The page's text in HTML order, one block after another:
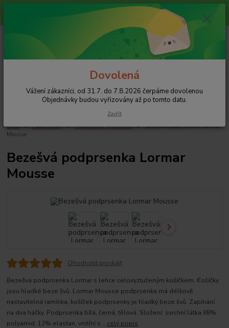
Vážení zákazníci, od 31.7. do 7.8.2026 čerpáme dovolenou
Objednávky budou vyřizovány až po tomto datu.
+420 608 754 282
pište email, pokud nezvedám tel.
Úvod Podprsenky Podprsenky vyztužené
Bezešvá podprsenka Lormar
Mousse
Bezešvá podprsenka Lormar
Mousse
Ohodnotit produkt
Bezešvá podprsenka Lormar s lehce celovyztuženým košíčkem. Košíčky
jsou hladké beze švů. Lormar Mousse podprsenka má délkově
nastavitelná ramínka, košíček podprsenky je hladký beze švů. Zapínání
na dva háčky. Podprsenka bílá, černá, tělová. Složení: svrchní látka 88%
polyamid, 12% elastan, vnitřní s... celý popis
Dovolená
Vážení zákazníci, od 31.7. do 7.8.2026 čerpáme dovolenou
Objednávky budou vyřizovány až po tomto datu.
Zavřít